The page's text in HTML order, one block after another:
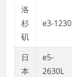
洛
杉
矶
e3-1230
日
本
e5-
2630L